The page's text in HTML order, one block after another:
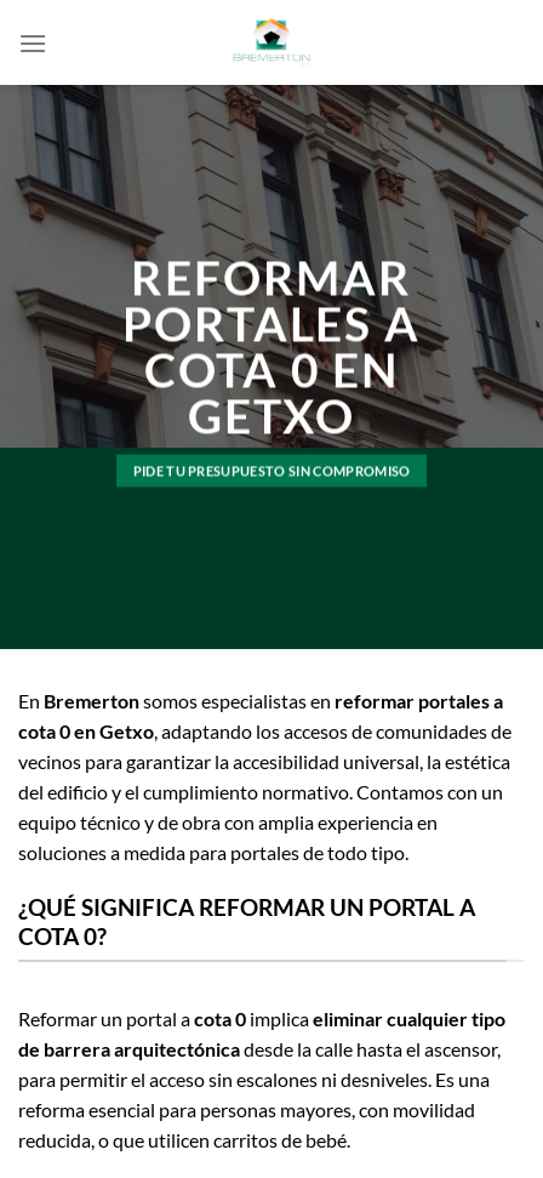
REFORMAR
PORTALES A
COTA 0 EN
GETXO
PIDE TU PRESUPUESTO SIN COMPROMISO
En Bremertonsomos especialistas en reformar portales a
cota 0 en Getxo, adaptando los accesos de comunidades de
vecinos para garantizar la accesibilidad universal, la estética
del edificio y el cumplimiento normativo. Contamos con un
equipo técnico y de obra con amplia experiencia en
soluciones a medida para portales de todo tipo.
¿QUÉ SIGNIFICA REFORMAR UN PORTAL A
COTA 0?
Reformar un portal acota 0 implicaeliminar cualquier tipo
de barrera arquitectónicadesde la calle hasta el ascensor,
para permitir el acceso sin escalones ni desniveles. Es una
reforma esencial para personas mayores, con movilidad
reducida, o que utilicen carritos de bebé.